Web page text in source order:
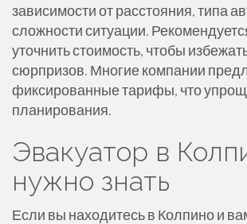
зависимости от расстояния, типа
сложности ситуации.
уточнить стоимость, чтобы
сюрпризов. Многие компании
фиксированные тарифы, что
планирования.
Эвакуатор в
нужно знать
Если вы находитесь в Колпино и